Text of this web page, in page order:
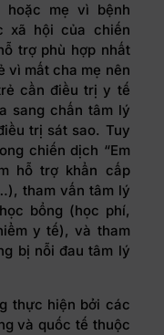
hoặc mẹ vì bệnh
xã hội của chiến
trợ phù hợp nhất
vì mất cha mẹ nên
cần điều trị y tế
sang chấn tâm lý
trị sát sao. Tuy
chiến dịch “Em
hỗ trợ khẩn cấp
tham vấn tâm lý
bổng (học phí,
y tế), và tham
bị nỗi đau tâm lý
thực hiện bởi các
và quốc tế thuộc